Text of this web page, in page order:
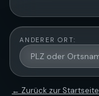
ANDERER ORT:
← Zurück zur Startseite